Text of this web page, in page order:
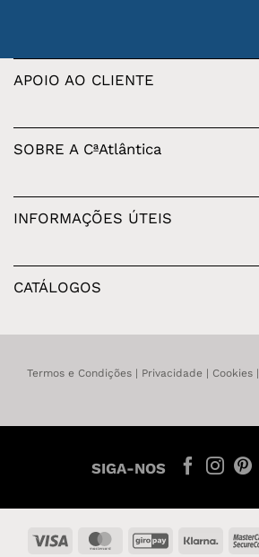
APOIO AO CLIENTE
SOBRE A CªAtlântica
INFORMAÇÕES ÚTEIS
CATÁLOGOS
Termos e Condições| Privacidade | Cookies|
SIGA-NOS
Visa MasterCardGiroPay Klarna